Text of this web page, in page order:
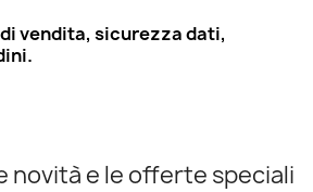
vendita, sicurezza dati,
novità e le offerte speciali